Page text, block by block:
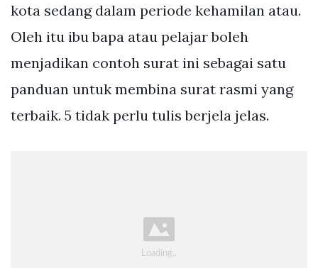
kota sedang dalam periode kehamilan atau.
Oleh itu ibu bapa atau pelajar boleh
menjadikan contoh surat ini sebagai satu
panduan untuk membina surat rasmi yang
terbaik. 5 tidak perlu tulis berjela jelas.